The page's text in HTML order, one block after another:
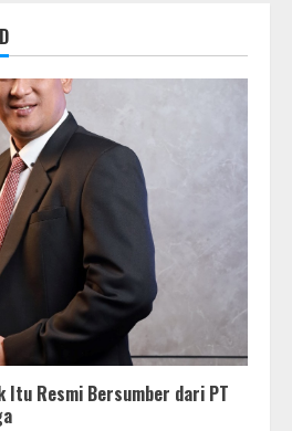
Itu Resmi Bersumber dari PT